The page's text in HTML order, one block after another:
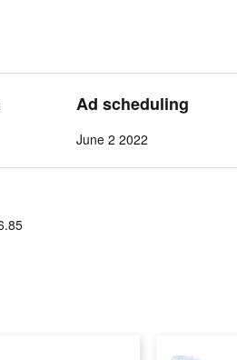
Ad scheduling
June 2 2022